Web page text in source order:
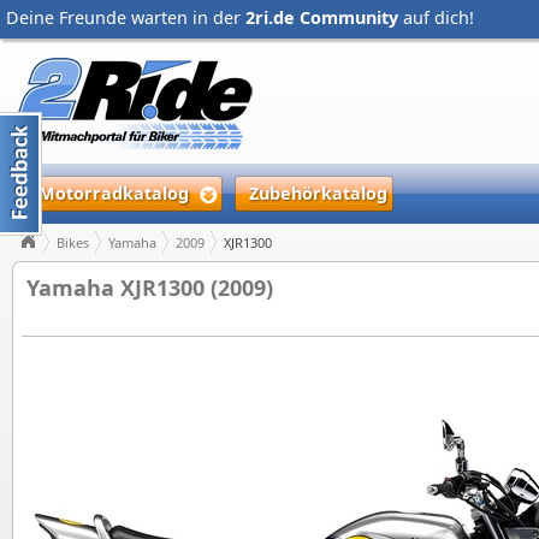
Deine Freunde warten in der 2ri.de Community auf dich!
Motorradkatalog Zubehörkatalog
Bikes Yamaha 2009 XJR1300
Yamaha XJR1300 (2009)